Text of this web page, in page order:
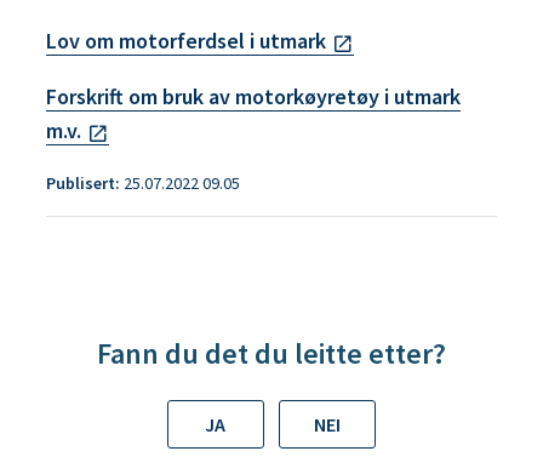
Lov om motorferdsel i utmark
Forskrift om bruk av motorkøyretøy i utmark
m.v.
Publisert 25.07.2022 09.05
Fann du det du leitte etter?
JA NEI